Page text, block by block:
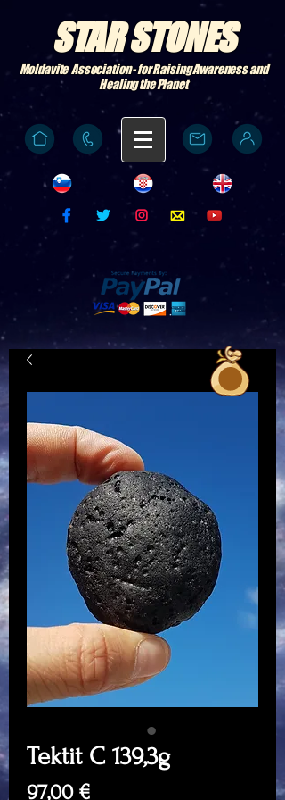
STAR STONES
Moldavite Association - for Raising Awareness and
Healing the Planet
Tektit C 139,3g
97,00 €